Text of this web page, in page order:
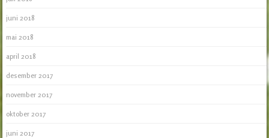
juni 2018
mai 2018
april 2018
desember 2017
november 2017
oktober 2017
juni 2017